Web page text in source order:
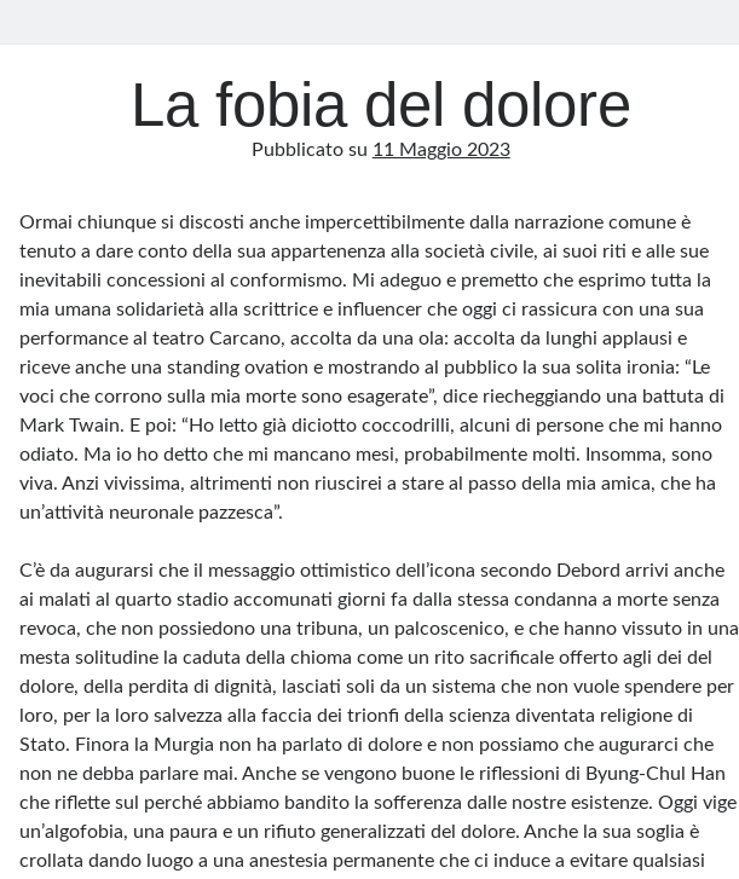
La fobia del dolore
Pubblicato su 11 Maggio 2023
Ormai chiunque si discosti anche impercettibilmente dalla narrazione comune è
tenuto a dare conto della sua appartenenza alla società civile, ai suoi riti e alle sue
inevitabili concessioni al conformismo. Mi adeguo e premetto che esprimo tutta la
mia umana solidarietà alla scrittrice e influencer che oggi ci rassicura con una sua
performance al teatro Carcano, accolta da una ola: accolta da lunghi applausi e
riceve anche una standing ovation e mostrando al pubblico la sua solita ironia: “Le
voci che corrono sulla mia morte sono esagerate”, dice riecheggiando una battuta di
Mark Twain. E poi: “Ho letto già diciotto coccodrilli, alcuni di persone che mi hanno
odiato. Ma io ho detto che mi mancano mesi, probabilmente molti. Insomma, sono
viva. Anzi vivissima, altrimenti non riuscirei a stare al passo della mia amica, che ha
un’attività neuronale pazzesca”.
C’è da augurarsi che il messaggio ottimistico dell’icona secondo Debord arrivi anche
ai malati al quarto stadio accomunati giorni fa dalla stessa condanna a morte senza
revoca, che non possiedono una tribuna, un palcoscenico, e che hanno vissuto in una
mesta solitudine la caduta della chioma come un rito sacrificale offerto agli dei del
dolore, della perdita di dignità, lasciati soli da un sistema che non vuole spendere per
loro, per la loro salvezza alla faccia dei trionfi della scienza diventata religione di
Stato. Finora la Murgia non ha parlato di dolore e non possiamo che augurarci che
non ne debba parlare mai. Anche se vengono buone le riflessioni di Byung-Chul Han
che riflette sul perché abbiamo bandito la sofferenza dalle nostre esistenze. Oggi vige
un’algofobia, una paura e un rifiuto generalizzati del dolore. Anche la sua soglia è
crollata dando luogo a una anestesia permanente che ci induce a evitare qualsiasi